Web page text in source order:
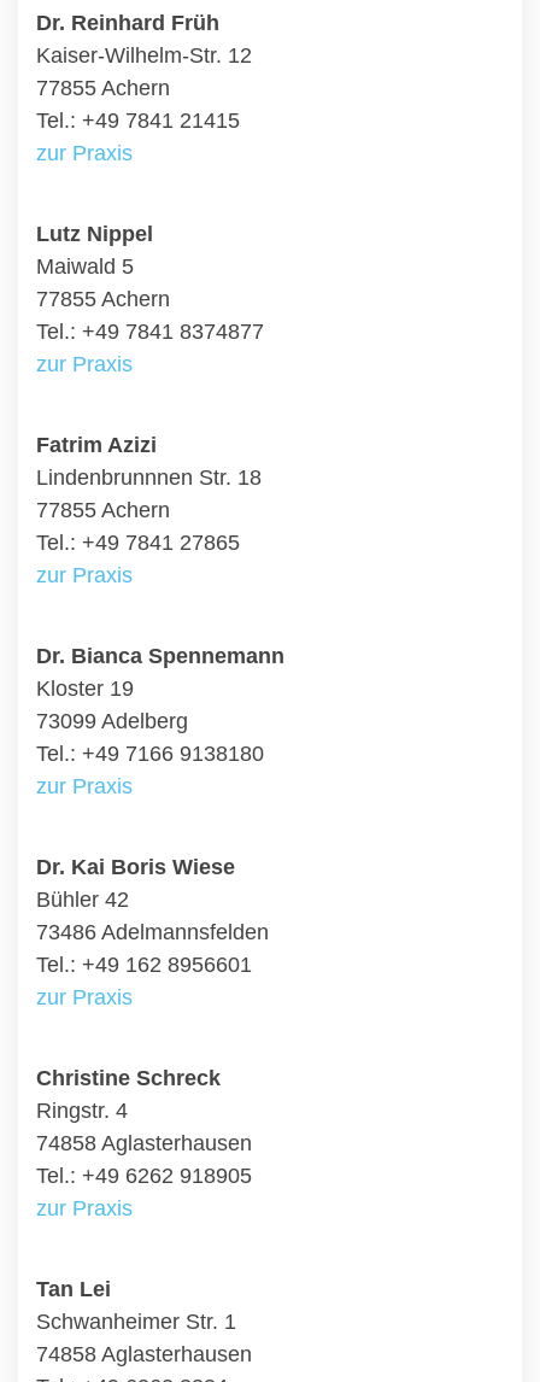
Dr. Reinhard Früh
Kaiser-Wilhelm-Str. 12
77855 Achern
Tel.: +49 7841 21415
zur Praxis
Lutz Nippel
Maiwald 5
77855 Achern
Tel.: +49 7841 8374877
zur Praxis
Fatrim Azizi
Lindenbrunnnen Str. 18
77855 Achern
Tel.: +49 7841 27865
zur Praxis
Dr. Bianca Spennemann
Kloster 19
73099 Adelberg
Tel.: +49 7166 9138180
zur Praxis
Dr. Kai Boris Wiese
Bühler 42
73486 Adelmannsfelden
Tel.: +49 162 8956601
zur Praxis
Christine Schreck
Ringstr. 4
74858 Aglasterhausen
Tel.: +49 6262 918905
zur Praxis
Tan Lei
Schwanheimer Str. 1
74858 Aglasterhausen